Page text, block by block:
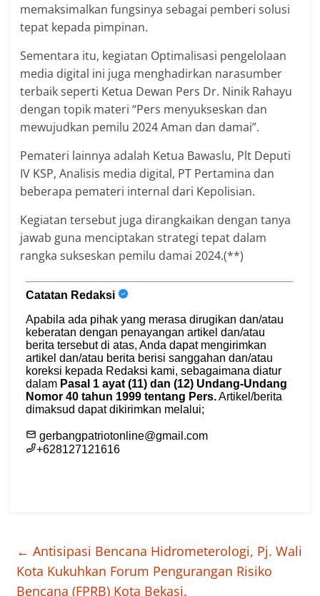
memaksimalkan fungsinya sebagai pemberi solusi
tepat kepada pimpinan.
Sementara itu, kegiatan Optimalisasi pengelolaan
media digital ini juga menghadirkan narasumber
terbaik seperti Ketua Dewan Pers Dr. Ninik Rahayu
dengan topik materi “Pers menyukseskan dan
mewujudkan pemilu 2024 Aman dan damai”.
Pemateri lainnya adalah Ketua Bawaslu, Plt Deputi
IV KSP, Analisis media digital, PT Pertamina dan
beberapa pemateri internal dari Kepolisian.
Kegiatan tersebut juga dirangkaikan dengan tanya
jawab guna menciptakan strategi tepat dalam
rangka sukseskan pemilu damai 2024.(**)
← Antisipasi Bencana Hidrometerologi, Pj. Wali
Kota Kukuhkan Forum Pengurangan Risiko
Bencana (FPRB) Kota Bekasi.